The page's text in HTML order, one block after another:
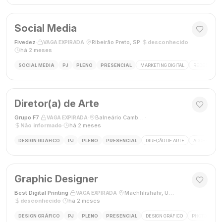
Social Media
Fivedez VAGA EXPIRADA Ribeirão Preto, SP desconhecido
há 2 meses
SOCIAL MEDIA PJ PLENO PRESENCIAL MARKETING DIGITAL REDES
Diretor(a) de Arte
Grupo F7 VAGA EXPIRADA Balneário Camboriú, SC, Brasil
Não informado
há 2 meses
DESIGN GRÁFICO PJ PLENO PRESENCIAL DIREÇÃO DE ARTE ADOBE
Graphic Designer
Best Digital Printing VAGA EXPIRADA Machhlishahr, Uttar Pradesh, Índia
desconhecido
há 2 meses
DESIGN GRÁFICO PJ PLENO PRESENCIAL DESIGN GRÁFICO PHOTOSHOP